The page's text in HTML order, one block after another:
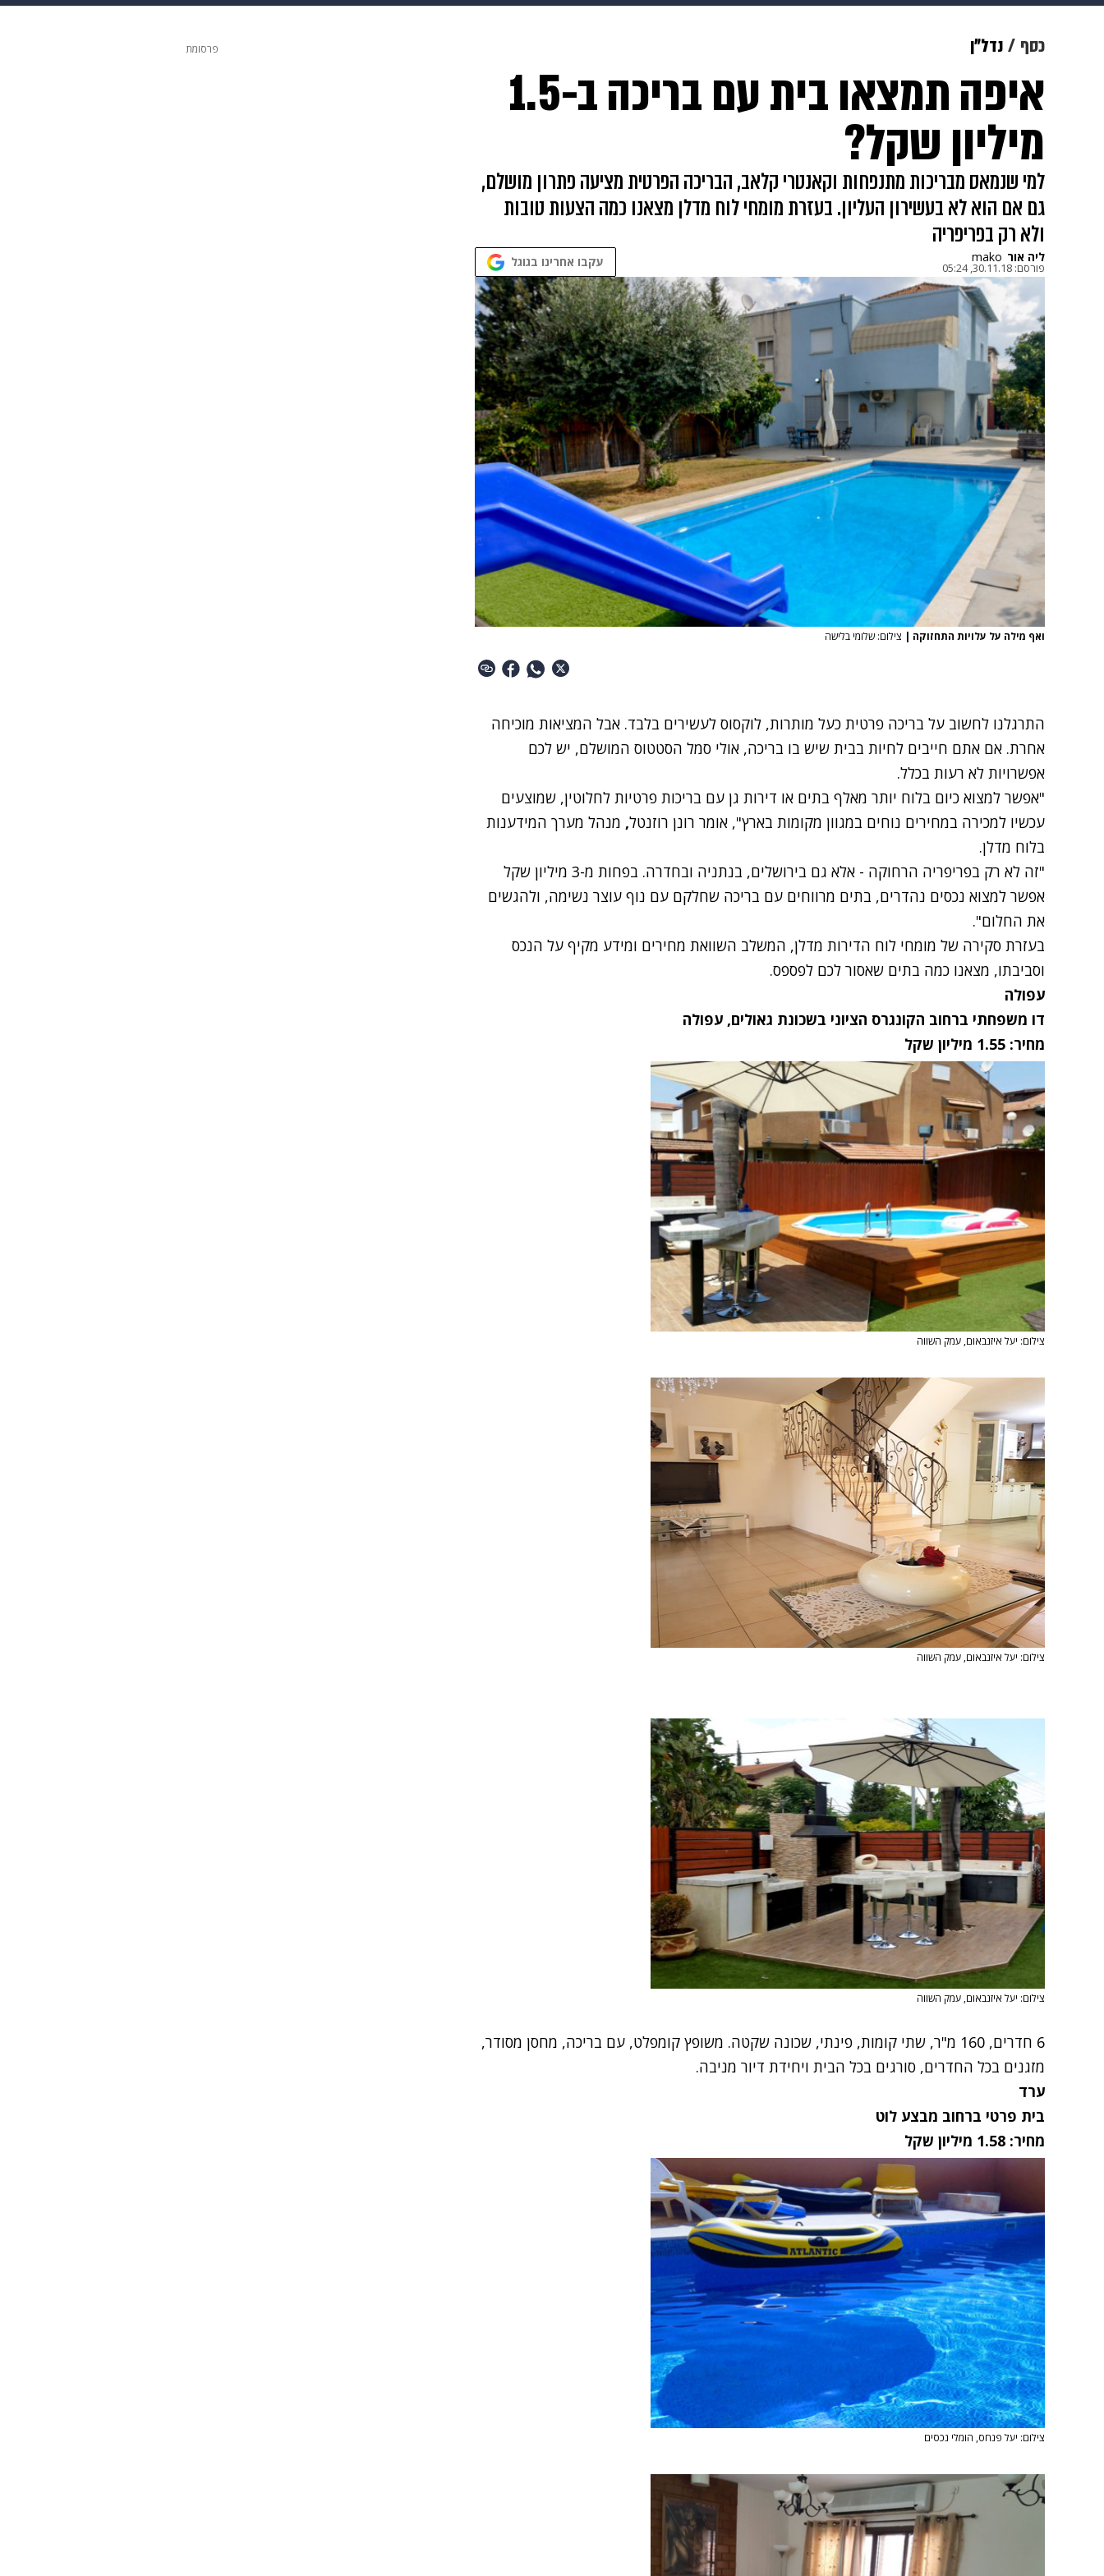
גאווה ויוה משפט תשעה חודשים מתכונים פרויקטים מיוחדים
כסף נדל"ן
איפה תמצאו בית עם בריכה ב-1.5
מיליון שקל?
למי שנמאס מבריכות מתנפחות וקאנטרי קלאב, הבריכה הפרטית מציעה פתרון מושלם,
גם אם הוא לא בעשירון העליון. בעזרת מומחי לוח מדלן מצאנו כמה הצעות טובות
ולא רק בפריפריה
ליה אור mako
פורסם: 30.11.18, 05:24 עקבו אחרינו בגוגל
ואף מילה על עלויות התחזוקה | צילום: שלומי בלישה
התרגלנו לחשוב על בריכה פרטית כעל מותרות, לוקסוס לעשירים בלבד. אבל המציאות מוכיחה
אחרת. אם אתם חייבים לחיות בבית שיש בו בריכה, אולי סמל הסטטוס המושלם, יש לכם
אפשרויות לא רעות בכלל.
"אפשר למצוא כיום בלוח יותר מאלף בתים או דירות גן עם בריכות פרטיות לחלוטין, שמוצעים
עכשיו למכירה במחירים נוחים במגוון מקומות בארץ", אומר רונן רוזנטל, מנהל מערך המידענות
בלוח מדלן.
"זה לא רק בפריפריה הרחוקה - אלא גם בירושלים, בנתניה ובחדרה. בפחות מ-3 מיליון שקל
אפשר למצוא נכסים נהדרים, בתים מרווחים עם בריכה שחלקם עם נוף עוצר נשימה, ולהגשים
את החלום".
בעזרת סקירה של מומחי לוח הדירות מדלן, המשלב השוואת מחירים ומידע מקיף על הנכס
וסביבתו, מצאנו כמה בתים שאסור לכם לפספס.
עפולה
דו משפחתי ברחוב הקונגרס הציוני בשכונת גאולים, עפולה
מחיר: 1.55 מיליון שקל
צילום: יעל איזנבאום, עמק השווה
צילום: יעל איזנבאום, עמק השווה
צילום: יעל איזנבאום, עמק השווה
6 חדרים, 160 מ"ר, שתי קומות, פינתי, שכונה שקטה. משופץ קומפלט, עם בריכה, מחסן מסודר,
מזגנים בכל החדרים, סורגים בכל הבית ויחידת דיור מניבה.
ערד
בית פרטי ברחוב מבצע לוט
מחיר: 1.58 מיליון שקל
צילום: יעל פנחס, הומלי נכסים
פרסומת